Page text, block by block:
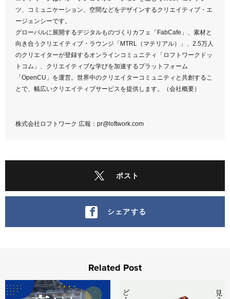
ツ、コミュニケーション、空間などをデザインするクリエイティブ・エ
ージェンシーです。
グローバルに展開するデジタルものづくりカフェ「FabCafe」、素材と
向き合うクリエイティブ・ラウンジ「MTRL（マテリアル）」、2.5万人
のクリエイターが登録するオンラインコミュニティ「ロフトワークドッ
トコム」、クリエイティブな学びを加速するプラットフォーム
「OpenCU」を運営。世界中のクリエイターコミュニティと共創するこ
とで、幅広いクリエイティブサービスを提供します。（会社概要）
株式会社ロフトワーク 広報：pr@loftwork.com
ポスト
シェアする
Related Post
【アーカイブ配信】"誰が来て、なぜ来ないか"を見抜く入